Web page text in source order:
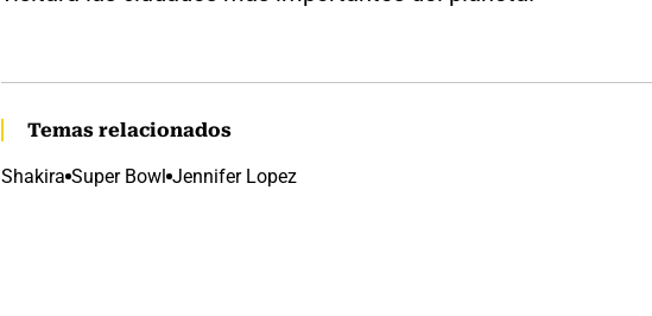
Temas relacionados
Shakira Super Bowl Jennifer Lopez